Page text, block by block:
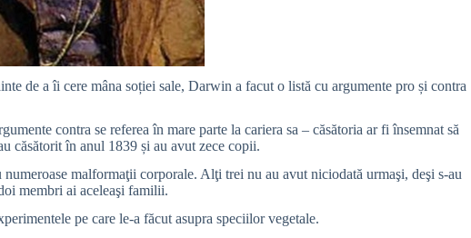
de a îi cere mâna soției sale, Darwin a facut o listă cu argumente pro și contra
contra se referea în mare parte la cariera sa – căsătoria ar fi însemnat să
căsătorit în anul 1839 și au avut zece copii.
malformaţii corporale. Alţi trei nu au avut niciodată urmaşi, deşi s-au
membri ai aceleaşi familii.
pe care le-a făcut asupra speciilor vegetale.